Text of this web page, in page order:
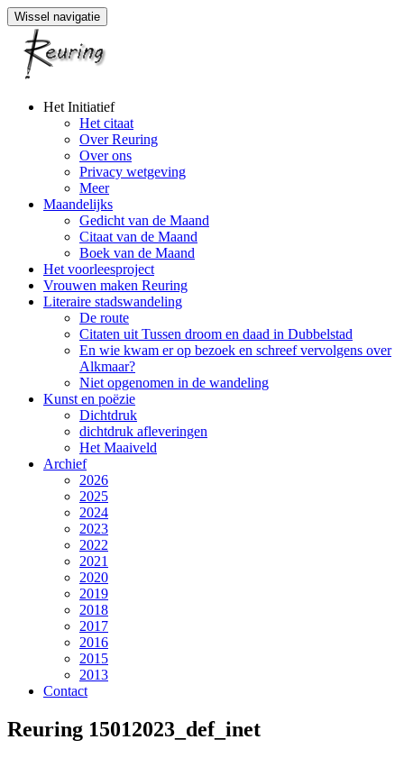
Wissel navigatie
Naar
Het Initiatief
Het citaat
Over Reuring
Over ons
Privacy wetgeving
Meer
Maandelijks
Gedicht van de Maand
Citaat van de Maand
Boek van de Maand
Het voorleesproject
Vrouwen maken Reuring
Literaire stadswandeling
De route
Citaten uit Tussen droom en daad in Dubbelstad
En wie kwam er op bezoek en schreef vervolgens over
Alkmaar?
Niet opgenomen in de wandeling
Kunst en poëzie
Dichtdruk
dichtdruk afleveringen
Het Maaiveld
Archief
2026
2025
2024
2023
2022
2021
2020
2019
2018
2017
2016
2015
2013
Contact
Reuring 15012023_def_inet